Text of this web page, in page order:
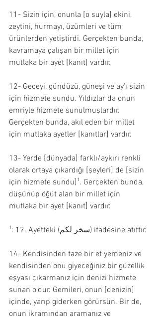
11- Sizin için, onunla [o suyla] ekini,
zeytini, hurmayı, üzümleri ve tüm
ürünlerden yetiştirdi. Gerçekten bunda,
kavramaya çalışan bir millet için
mutlaka bir ayet [kanıt] vardır.
12- Geceyi, gündüzü, güneşi ve ay'ı sizin
için hizmete sundu. Yıldızlar da onun
emriyle hizmete sunulmuşlardır.
Gerçekten bunda, akıl eden bir millet
için mutlaka ayetler [kanıtlar] vardır.
13- Yerde [dünyada] farklı/aykırı renkli
olarak ortaya çıkardığı [şeyleri] de [sizin
için hizmete sundu]¹. Gerçekten bunda,
düşünüp öğüt alan bir millet için
mutlaka bir ayet [kanıt] vardır.
¹: 12. Ayetteki (سخر لكم) ifadesine atıftır.
14- Kendisinden taze bir et yemeniz ve
kendisinden onu giyeceğiniz bir güzellik
eşyası çıkarmanız için denizi hizmete
sunan o'dur. Gemileri, onun [denizin]
içinde, yarıp giderken görürsün. Bir de,
onun ikramından aramanız ve